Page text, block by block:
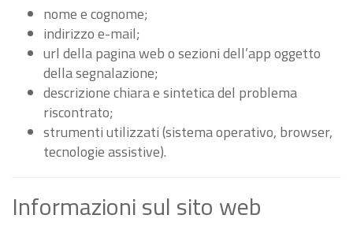
nome e cognome;
indirizzo e-mail;
url della pagina web o sezioni dell’app oggetto
della segnalazione;
descrizione chiara e sintetica del problema
riscontrato;
strumenti utilizzati (sistema operativo, browser,
tecnologie assistive).
Informazioni sul sito web